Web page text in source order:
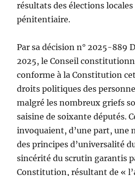
résultats des élections
pénitentiaire.
Par sa décision n° 2025-889
2025, le Conseil
conforme à la Constitution
droits politiques des
malgré les nombreux griefs
saisine de soixante députés.
invoquaient, d’une part, une
des principes d’universalité
sincérité du scrutin garantis
Constitution, résultant de «